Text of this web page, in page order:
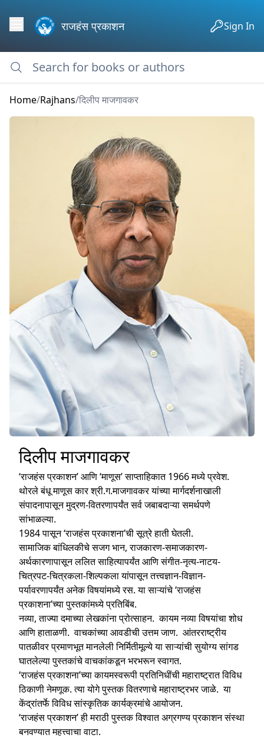
राजहंस प्रकाशन Sign In
Home/Rajhans/दिलीप माजगावकर
दिलीप माजगावकर
‘राजहंस प्रकाशन’ आणि ‘माणूस’ साप्ताहिकात 1966 मध्ये प्रवेश.
थोरले बंधू माणूस कार श्री.ग.माजगावकर यांच्या मार्गदर्शनाखाली
संपादनापासून मुद्रण-वितरणापर्यंत सर्व जबाबदाऱ्या समर्थपणे
सांभाळल्या.
1984 पासून ‘राजहंस प्रकाशना’ची सूत्रे हाती घेतली.
सामाजिक बांधिलकीचे सजग भान, राजकारण-समाजकारण-
अर्थकारणापासून ललित साहित्यापर्यंत आणि संगीत-नृत्य-नाटय-
चित्रपट-चित्रकला-शिल्पकला यांपासून तत्त्वज्ञान-विज्ञान-
पर्यावरणापर्यंत अनेक विषयांमध्ये रस. या साऱ्यांचे ‘राजहंस
प्रकाशना’च्या पुस्तकांमध्ये प्रतिबिंब.
नव्या, ताज्या दमाच्या लेखकांना प्रोत्साहन. कायम नव्या विषयांचा शोध
आणि हाताळणी. वाचकांच्या आवडीची उत्तम जाण. आंतरराष्ट्रीय
पातळीवर प्रमाणभूत मानलेली निर्मितीमूल्ये या साऱ्यांची सुयोग्य सांगड
घातलेल्या पुस्तकांचे वाचकांकडून भरभरून स्वागत.
‘राजहंस प्रकाशना’च्या कायमस्वरूपी प्रतिनिधींची महाराष्ट्रात विविध
ठिकाणी नेमणूक. त्या योगे पुस्तक वितरणाचे महाराष्ट्रभर जाळे. या
केंद्रांतर्फे विविध सांस्कृतिक कार्यक्रमांचे आयोजन.
‘राजहंस प्रकाशन’ ही मराठी पुस्तक विश्वात अग्रगण्य प्रकाशन संस्था
बनवण्यात महत्त्वाचा वाटा.